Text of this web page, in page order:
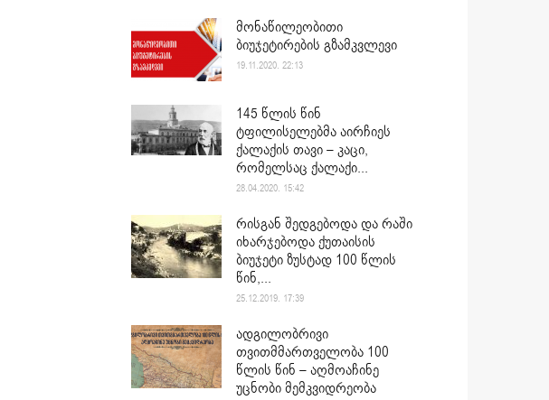
მონაწილეობითი
ბიუჯეტირების გზამკვლევი
19.11.2020. 22:13
145 წლის წინ
ტფილისელებმა აირჩიეს
ქალაქის თავი – კაცი,
რომელსაც ქალაქი...
28.04.2020. 15:42
რისგან შედგებოდა და რაში
იხარჯებოდა ქუთაისის
ბიუჯეტი ზუსტად 100 წლის
წინ,...
25.12.2019. 17:39
ადგილობრივი
თვითმმართველობა 100
წლის წინ – აღმოაჩინე
უცნობი მემკვიდრეობა